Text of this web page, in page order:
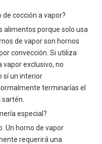
cocción a vapor?
alimentos porque solo usa
de vapor son hornos
convección. Si utiliza
exclusivo, no
sí un interior
terminarías el
especial?
Un horno de vapor
requerirá una